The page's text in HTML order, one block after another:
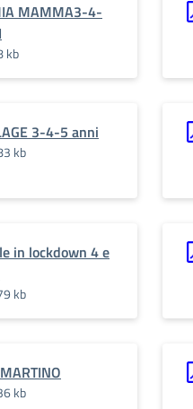
MAMMA3-4-
kb
3-4-5 anni
kb
in lockdown 4 e
kb
kb